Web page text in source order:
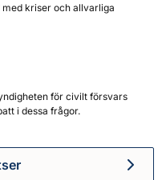
kriser och allvarliga
för civilt försvars
i dessa frågor.